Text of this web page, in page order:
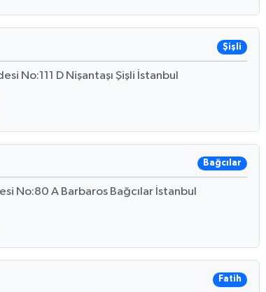
Şişli
No:111 D Nişantaşı Şişli İstanbul
Bağcılar
No:80 A Barbaros Bağcılar İstanbul
Fatih